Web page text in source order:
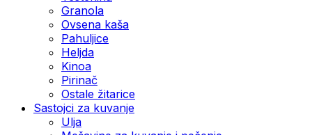
Granola
Ovsena kaša
Pahuljice
Heljda
Kinoa
Pirinač
Ostale žitarice
Sastojci za kuvanje
Ulja